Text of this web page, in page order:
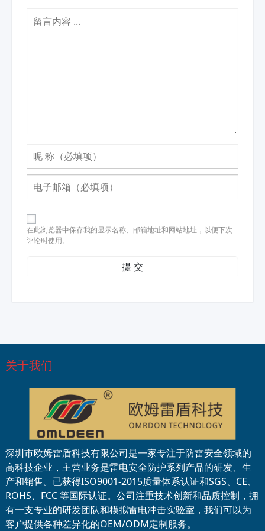
在此浏览器中保存我的显示名称、邮箱地址和网站地址，以便下次
评论时使用。
关于我们
深圳市欧姆雷盾科技有限公司是一家专注于防雷安全领域的
高科技企业，主营业务是雷电安全防护系列产品的研发、生
产和销售。已获得ISO9001-2015质量体系认证和SGS、CE、
ROHS、FCC 等国际认证。公司注重技术创新和品质控制，拥
有一支专业的研发团队和模拟雷电冲击实验室，我们可以为
客户提供各种差异化的OEM/ODM定制服务。